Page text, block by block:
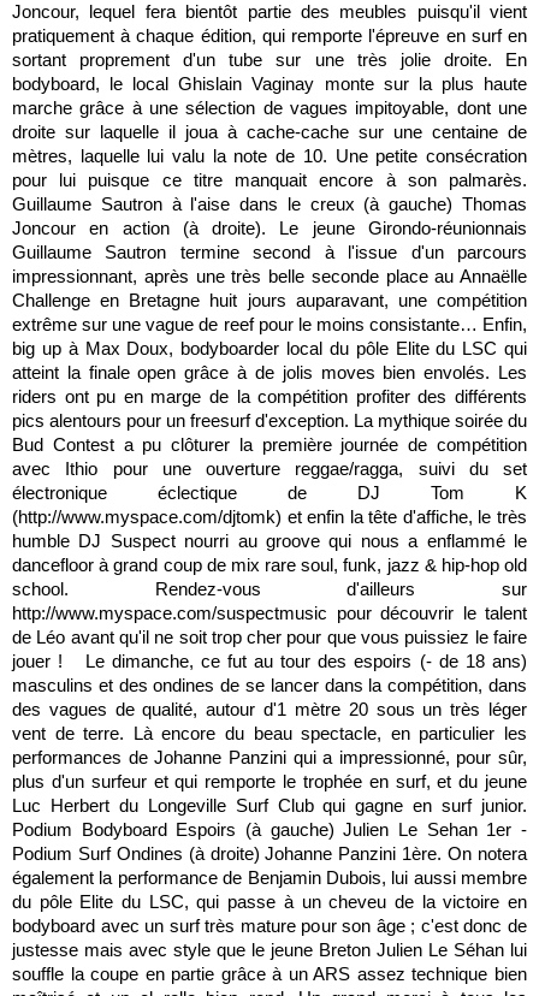
Joncour, lequel fera bientôt partie des meubles puisqu'il vient
pratiquement à chaque édition, qui remporte l'épreuve en surf en
sortant proprement d'un tube sur une très jolie droite. En
bodyboard, le local Ghislain Vaginay monte sur la plus haute
marche grâce à une sélection de vagues impitoyable, dont une
droite sur laquelle il joua à cache-cache sur une centaine de
mètres, laquelle lui valu la note de 10. Une petite consécration
pour lui puisque ce titre manquait encore à son palmarès.
Guillaume Sautron à l'aise dans le creux (à gauche) Thomas
Joncour en action (à droite). Le jeune Girondo-réunionnais
Guillaume Sautron termine second à l'issue d'un parcours
impressionnant, après une très belle seconde place au Annaëlle
Challenge en Bretagne huit jours auparavant, une compétition
extrême sur une vague de reef pour le moins consistante… Enfin,
big up à Max Doux, bodyboarder local du pôle Elite du LSC qui
atteint la finale open grâce à de jolis moves bien envolés. Les
riders ont pu en marge de la compétition profiter des différents
pics alentours pour un freesurf d'exception. La mythique soirée du
Bud Contest a pu clôturer la première journée de compétition
avec Ithio pour une ouverture reggae/ragga, suivi du set
électronique éclectique de DJ Tom K
(http://www.myspace.com/djtomk) et enfin la tête d'affiche, le très
humble DJ Suspect nourri au groove qui nous a enflammé le
dancefloor à grand coup de mix rare soul, funk, jazz & hip-hop old
school. Rendez-vous d'ailleurs sur
http://www.myspace.com/suspectmusic pour découvrir le talent
de Léo avant qu'il ne soit trop cher pour que vous puissiez le faire
jouer ! Le dimanche, ce fut au tour des espoirs (- de 18 ans)
masculins et des ondines de se lancer dans la compétition, dans
des vagues de qualité, autour d'1 mètre 20 sous un très léger
vent de terre. Là encore du beau spectacle, en particulier les
performances de Johanne Panzini qui a impressionné, pour sûr,
plus d'un surfeur et qui remporte le trophée en surf, et du jeune
Luc Herbert du Longeville Surf Club qui gagne en surf junior.
Podium Bodyboard Espoirs (à gauche) Julien Le Sehan 1er -
Podium Surf Ondines (à droite) Johanne Panzini 1ère. On notera
également la performance de Benjamin Dubois, lui aussi membre
du pôle Elite du LSC, qui passe à un cheveu de la victoire en
bodyboard avec un surf très mature pour son âge ; c'est donc de
justesse mais avec style que le jeune Breton Julien Le Séhan lui
souffle la coupe en partie grâce à un ARS assez technique bien